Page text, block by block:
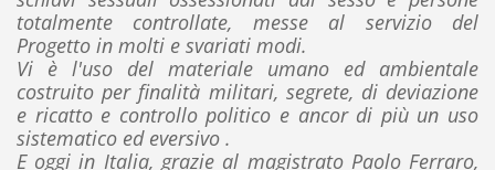
totalmente controllate, messe al servizio del
Progetto in molti e svariati modi.
Vi è l'uso del materiale umano ed ambientale
costruito per finalità militari, segrete, di deviazione
e ricatto e controllo politico e ancor di più un uso
sistematico ed eversivo .
E oggi in Italia, grazie al magistrato Paolo Ferraro,